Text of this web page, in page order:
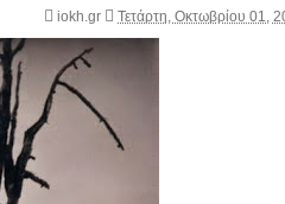
iokh.gr Τετάρτη, Οκτωβρίου 01,